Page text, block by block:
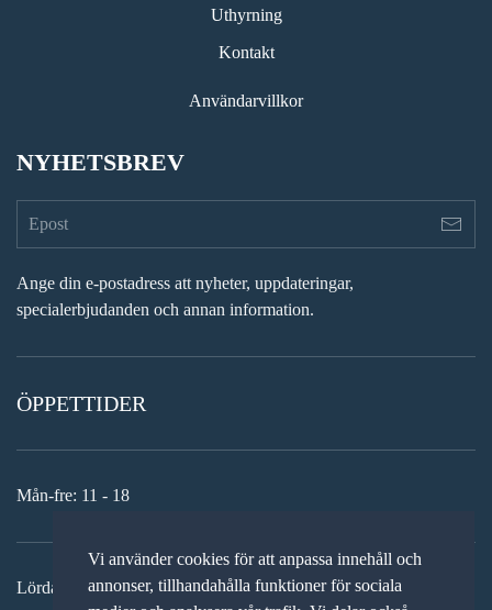
Vi använder cookies för att anpassa innehåll och
annonser, tillhandahålla funktioner för sociala
Uthyrning
Kontakt
Användarvillkor
NYHETSBREV
Ange din e-postadress att nyheter, uppdateringar,
specialerbjudanden och annan information.
ÖPPETTIDER
Mån-fre: 11 - 18
Lördag: 11-15